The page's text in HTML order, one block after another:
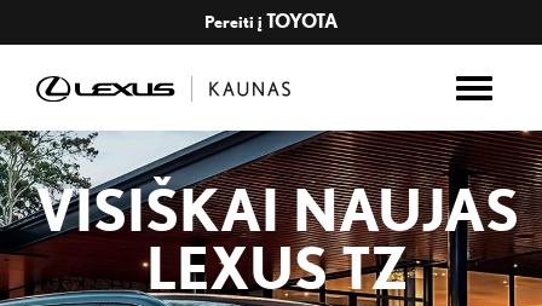
Pereiti į TOYOTA
VISIŠKAI NAUJAS
LEXUS TZ